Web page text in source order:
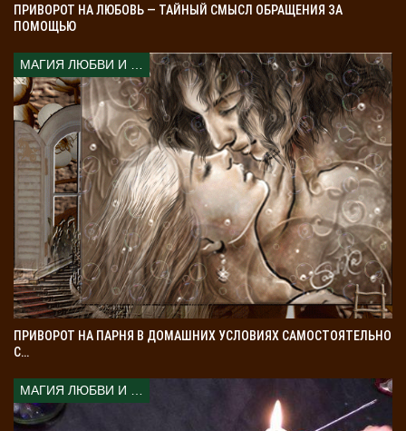
Свечи и энергия
. Поставьте свечу перед иконой
Он помогает устранить тёмные энергии.
Позитивные мысли. Сохраняйте позитивный
настрой. Негативные мысли привлекают новые
неприятности. После обряда верьте в защиту и не
думайте о сглазе. Это поможет сохранить чистоту.
Эти меры помогут закрепить результат. Главное —
верить в защиту и поддерживать позитивную энергию.
Когда ждать результат после
снятия сглаза воском
Результат после снятия сглаза воском может
проявиться сразу или постепенно. Это зависит от силы
негатива.
ПРИВОРОТ НА ЛЮБОВЬ — ТАЙНЫЙ СМЫСЛ ОБРАЩЕНИЯ ЗА
ПОМОЩЬЮ
ПРИВОРОТ НА ПАРНЯ В ДОМАШНИХ УСЛОВИЯХ САМОСТОЯТЕЛЬНО
С…